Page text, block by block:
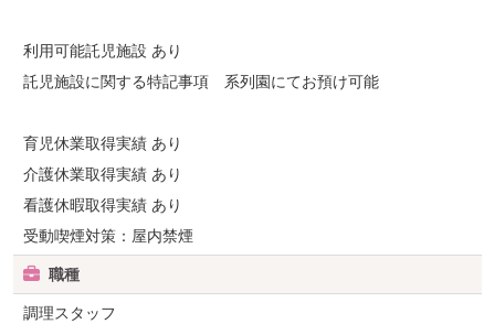
利用可能託児施設 あり
託児施設に関する特記事項 系列園にてお預け可能
育児休業取得実績 あり
介護休業取得実績 あり
看護休暇取得実績 あり
受動喫煙対策：屋内禁煙
職種
調理スタッフ